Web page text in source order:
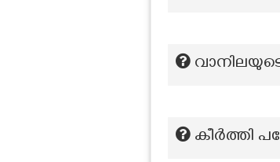
കീർത്തി